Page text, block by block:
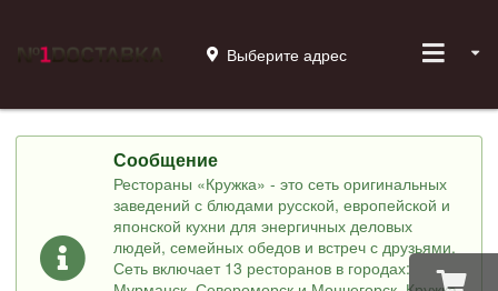
Выберите адрес
Сообщение
Рестораны «Кружка» - это сеть оригинальных
заведений с блюдами русской, европейской и
японской кухни для энергичных деловых
людей, семейных обедов и встреч с друзьями.
Сеть включает 13 ресторанов в городах: